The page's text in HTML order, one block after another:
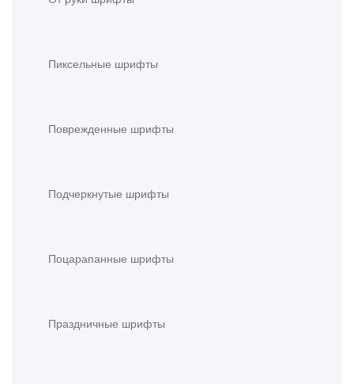
Пиксельные шрифты
Поврежденные шрифты
Подчеркнутые шрифты
Поцарапанные шрифты
Праздничные шрифты